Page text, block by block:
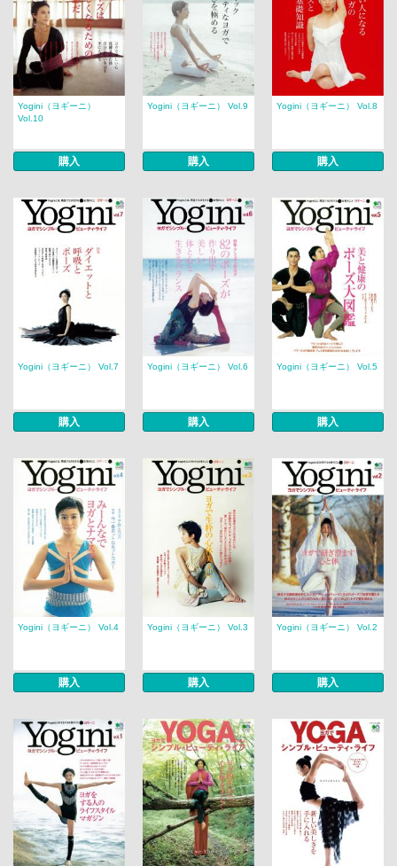
Yogini（ヨギーニ）
Vol.10
購入
Yogini（ヨギーニ） Vol.9
購入
Yogini（ヨギーニ） Vol.8
購入
Yogini（ヨギーニ） Vol.7
購入
Yogini（ヨギーニ） Vol.6
購入
Yogini（ヨギーニ） Vol.5
購入
Yogini（ヨギーニ） Vol.4
購入
Yogini（ヨギーニ） Vol.3
購入
Yogini（ヨギーニ） Vol.2
購入